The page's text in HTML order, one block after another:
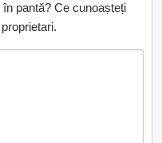
pantă? Ce cunoașteți